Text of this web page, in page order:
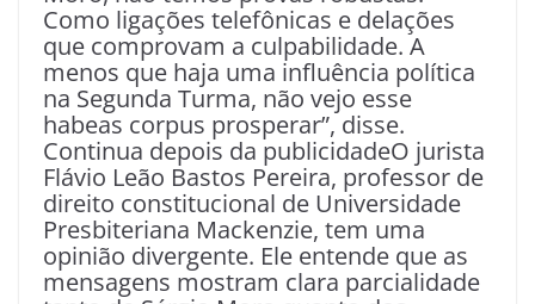
Como ligações telefônicas e delações
que comprovam a culpabilidade. A
menos que haja uma influência política
na Segunda Turma, não vejo esse
habeas corpus prosperar”, disse.
Continua depois da publicidadeO jurista
Flávio Leão Bastos Pereira, professor de
direito constitucional de Universidade
Presbiteriana Mackenzie, tem uma
opinião divergente. Ele entende que as
mensagens mostram clara parcialidade